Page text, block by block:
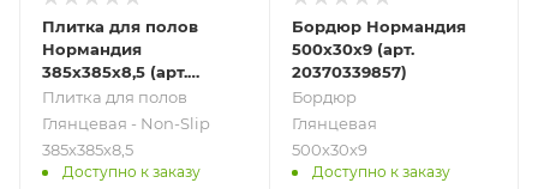
Плитка для полов
Нормандия
385х385х8,5 (арт.
1796160021857)
Плитка для полов
Глянцевая - Non-Slip
385х385х8,5
Доступно к заказу
Бордюр Нормандия
500х30х9 (арт.
20370339857)
Бордюр
Глянцевая
500х30х9
Доступно к заказу